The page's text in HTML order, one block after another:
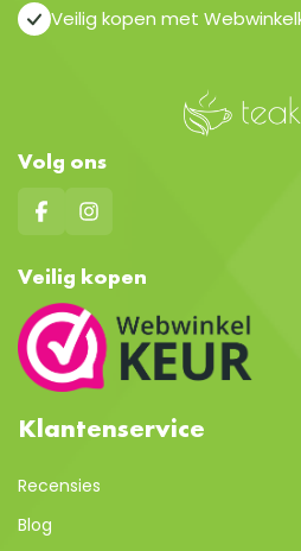
Veilig kopen met
Volg ons
Veilig kopen
Klantenservice
Recensies
Blog